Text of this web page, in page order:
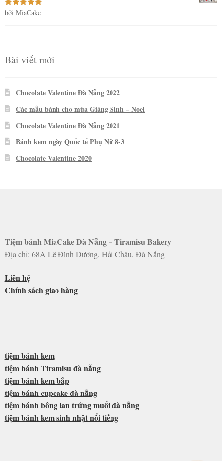
Được xếp
bởi MiaCake
Bài viết mới
Chocolate Valentine Đà Nẵng 2022
Các mẫu bánh cho mùa Giáng Sinh – Noel
Chocolate Valentine Đà Nẵng 2021
Bánh kem ngày Quốc tế Phụ Nữ 8-3
Chocolate Valentine 2020
Tiệm bánh MiaCake Đà Nẵng – Tiramisu Bakery
Địa chỉ: 68A Lê Đình Dương, Hải Châu, Đà Nẵng
Liên hệ
Chính sách giao hàng
tiệm bánh kem
tiệm bánh Tiramisu đà nẵng
tiệm bánh kem bắp
tiệm bánh cupcake đà nẵng
tiệm bánh bông lan trứng muối đà nẵng
tiệm bánh kem sinh nhật nổi tiếng